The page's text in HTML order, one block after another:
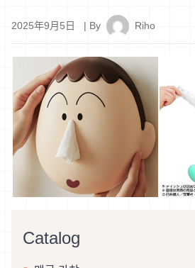
2025年9月5日 | By Riho
Catalog